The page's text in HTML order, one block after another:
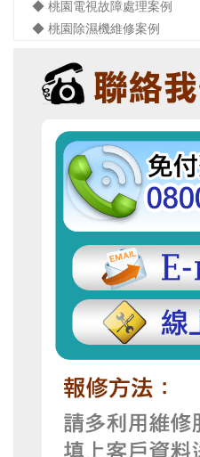
◆ 桃園電視故障處理案例
◆ 桃園除濕機維修案例